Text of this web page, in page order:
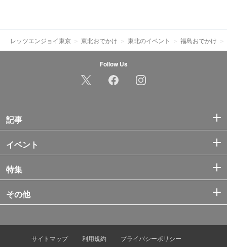
レッツエンジョイ東京 東北おでかけ 東北のイベント 福島おでかけ
Follow Us
記事
イベント
特集
その他
サイトマップ 利用規約 プライバシーポリシー